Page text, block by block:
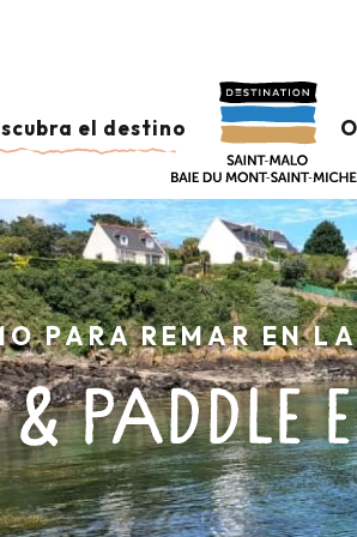
el destino
PARA REMAR EN
& PADDLE